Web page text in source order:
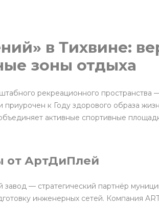
в Тихвине:
зоны отдыха
рекреационного
к Году здорового образа
активные спортивные
от АртДиПлей
— стратегический партнёр
инженерных сетей. Компания